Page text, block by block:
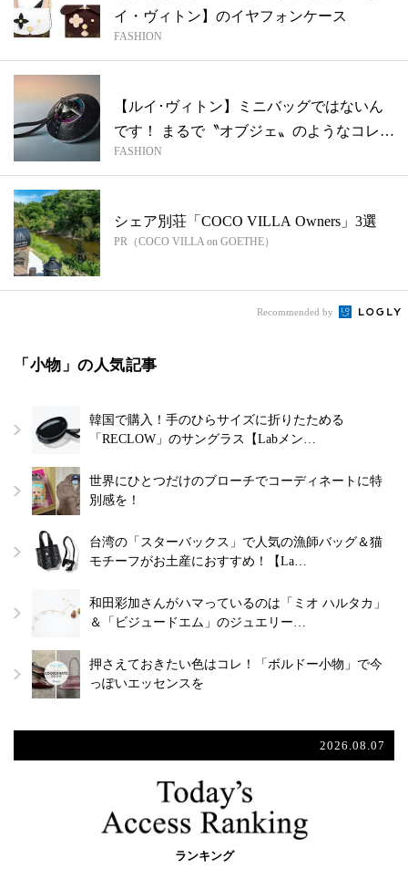
イ・ヴィトン】のイヤフォンケース
FASHION
【ルイ･ヴィトン】ミニバッグではないん
です！ まるで〝オブジェ〟のようなコレの
正...
FASHION
シェア別荘「COCO VILLA Owners」3選
PR（COCO VILLA on GOETHE）
Recommended by
「小物」の人気記事
韓国で購入！手のひらサイズに折りたためる
「RECLOW」のサングラス【Labメン…
世界にひとつだけのブローチでコーディネートに特
別感を！
台湾の「スターバックス」で人気の漁師バッグ＆猫
モチーフがお土産におすすめ！【La…
和田彩加さんがハマっているのは「ミオ ハルタカ」
＆「ビジュードエム」のジュエリー…
押さえておきたい色はコレ！「ボルドー小物」で今
っぽいエッセンスを
2026.08.07
ランキング